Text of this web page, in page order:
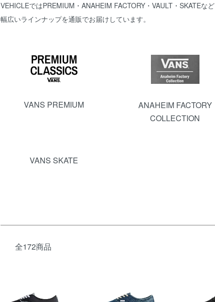
VEHICLEではPREMIUM・ANAHEIM FACTORY・VAULT・SKATEなど
幅広いラインナップを通販でお届けしています。
カテゴリー一覧
VANS PREMIUM
ANAHEIM FACTORY
COLLECTION
VANS SKATE
全172商品